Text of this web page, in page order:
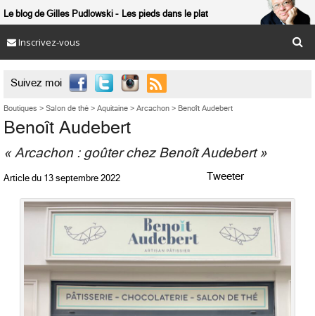
Le blog de Gilles Pudlowski Les pieds dans le plat
Inscrivez-vous
Suivez moi 
Boutiques > Salon de thé > Aquitaine > Arcachon > Benoît Audebert
Benoît Audebert
« Arcachon : goûter chez Benoît Audebert »
Article du 13 septembre 2022 Tweeter